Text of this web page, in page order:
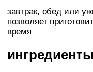
завтрак, обед или
позволяет
время